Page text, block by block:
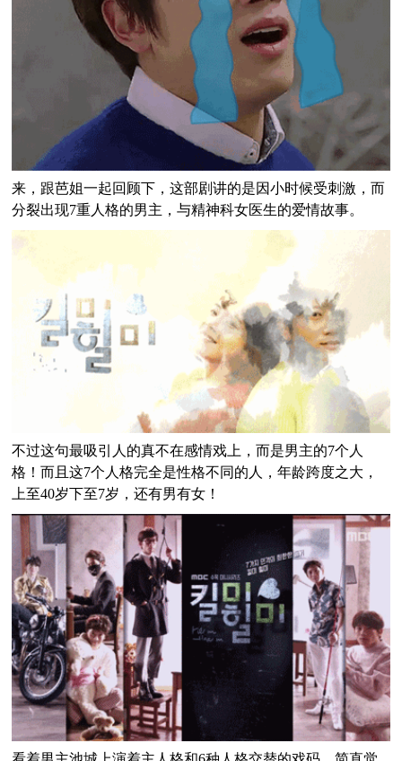
来，跟芭姐一起回顾下，这部剧讲的是因小时候受刺激，而
分裂出现7重人格的男主，与精神科女医生的爱情故事。
不过这句最吸引人的真不在感情戏上，而是男主的7个人
格！而且这7个人格完全是性格不同的人，年龄跨度之大，
上至40岁下至7岁，还有男有女！